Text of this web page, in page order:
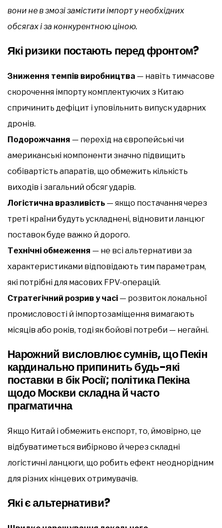
вони не в змозі замістити імпорт у необхідних
обсягах і за конкурентною ціною.
Які ризики постають перед фронтом?
Зниження темпів виробництва — навіть тимчасове
скорочення імпорту комплектуючих з Китаю
спричинить дефіцит і уповільнить випуск ударних
дронів.
Подорожчання — перехід на європейські чи
американські компоненти значно підвищить
собівартість апаратів, що обмежить кількість
виходів і загальний обсяг ударів.
Логістична вразливість — якщо постачання через
треті країни будуть ускладнені, відновити ланцюг
поставок буде важко й дорого.
Технічні обмеження — не всі альтернативи за
характеристиками відповідають тим параметрам,
які потрібні для масових FPV-операцій.
Стратегічний розрив у часі — розвиток локальної
промисловості й імпортозаміщення вимагають
місяців або років, тоді як бойові потреби — негайні.
Нарожний висловлює сумнів, що Пекін
кардинально припинить будь-які
поставки в бік Росії; політика Пекіна
щодо Москви складна й часто
прагматична
Якщо Китай і обмежить експорт, то, ймовірно, це
відбуватиметься вибірково й через складні
логістичні ланцюги, що робить ефект неоднорідним
для різних кінцевих отримувачів.
Які є альтернативи?